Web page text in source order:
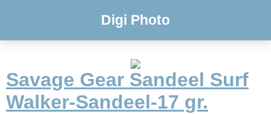
Digi Photo
Savage Gear Sandeel Surf
Walker-Sandeel-17 gr.